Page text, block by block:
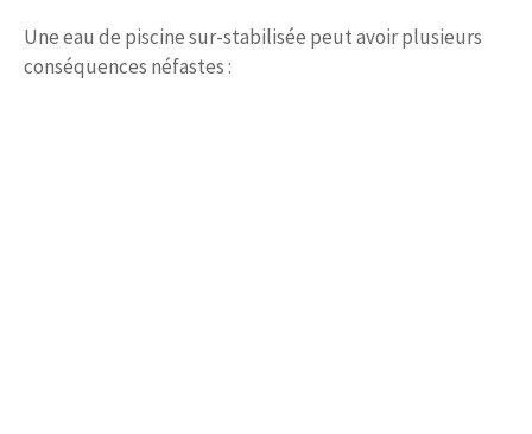
Une eau de piscine sur-stabilisée peut avoir plusieurs
conséquences néfastes :